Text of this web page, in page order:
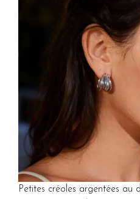
Petites créoles argentées au